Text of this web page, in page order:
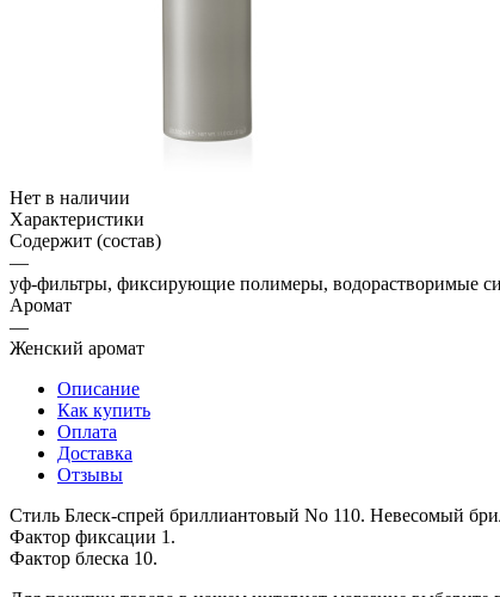
Нет в наличии
Характеристики
Содержит (состав)
—
уф-фильтры, фиксирующие полимеры, водорастворимые
Аромат
—
Женский аромат
Описание
Как купить
Оплата
Доставка
Отзывы
Стиль Блеск-спрей бриллиантовый No 110. Невесомый
Фактор фиксации 1.
Фактор блеска 10.